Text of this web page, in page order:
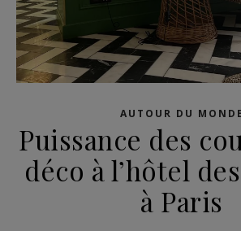
AUTOUR DU MONDE
Puissance des
déco à l’hôtel
à Paris